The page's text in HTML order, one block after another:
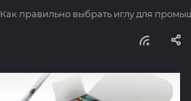
Как правильно выбрать иглу для